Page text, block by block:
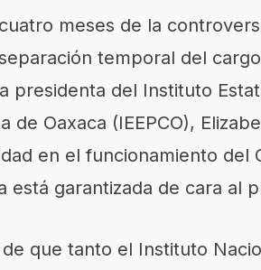
cuatro meses de la
temporal del
presidenta del Instituto
de Oaxaca (IEEPCO),
en el funcionamiento del
está garantizada de cara al
que tanto el Instituto